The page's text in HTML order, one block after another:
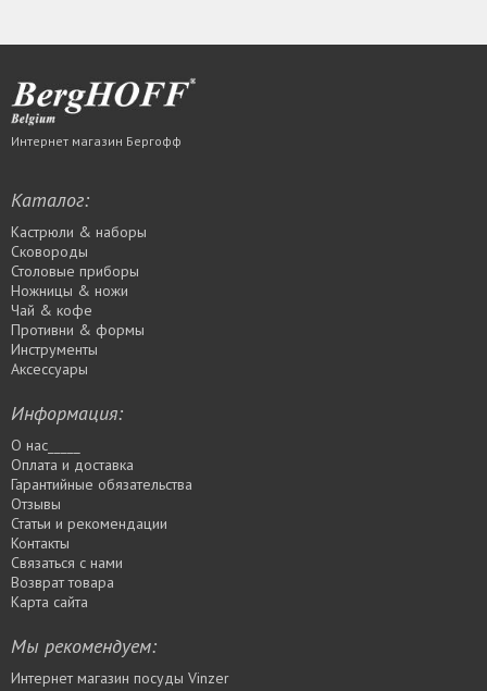
Интернет магазин Бергофф
Каталог:
Кастрюли & наборы
Сковороды
Столовые приборы
Ножницы & ножи
Чай & кофе
Противни & формы
Инструменты
Аксессуары
Информация:
О нас_____
Оплата и доставка
Гарантийные обязательства
Отзывы
Статьи и рекомендации
Контакты
Связаться с нами
Возврат товара
Карта сайта
Мы рекомендуем:
Интернет магазин посуды Vinzer